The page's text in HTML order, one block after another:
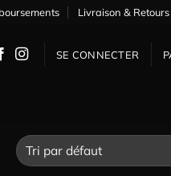
Livraison & Retours
SE CONNECTER